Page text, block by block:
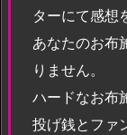
ターにて感想
あなたのお布
りません。
ハードなお布
投げ銭とファ